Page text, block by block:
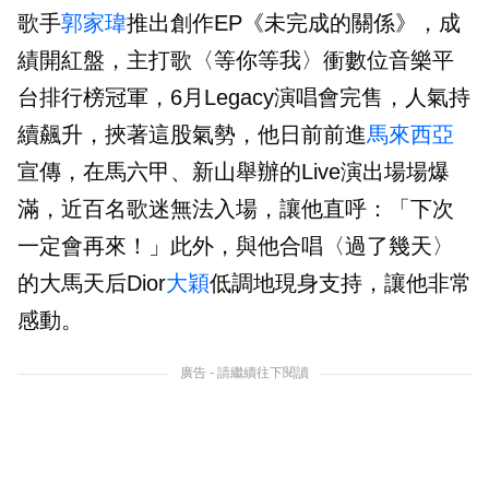
歌手郭家瑋推出創作EP《未完成的關係》，成
績開紅盤，主打歌〈等你等我〉衝數位音樂平
台排行榜冠軍，6月Legacy演唱會完售，人氣持
續飆升，挾著這股氣勢，他日前前進馬來西亞
宣傳，在馬六甲、新山舉辦的Live演出場場爆
滿，近百名歌迷無法入場，讓他直呼：「下次
一定會再來！」此外，與他合唱〈過了幾天〉
的大馬天后Dior大穎低調地現身支持，讓他非常
感動。
廣告 - 請繼續往下閱讀